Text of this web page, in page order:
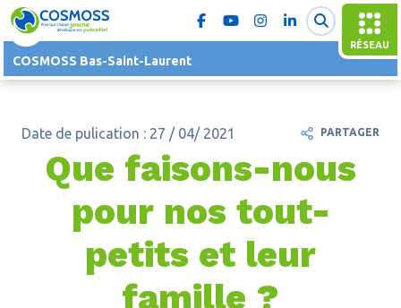
RÉSEAU
COSMOSS Bas-Saint-Laurent
Date de pulication : 27 / 04/ 2021
Que faisons-nous
pour nos tout-
petits et leur
famille ?
PARTAGER